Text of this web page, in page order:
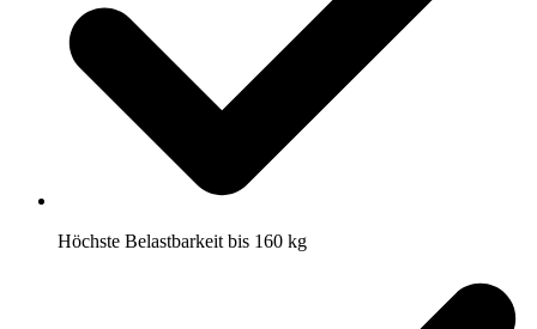
Höchste Belastbarkeit bis 160 kg